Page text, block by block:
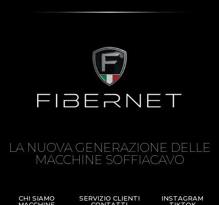
LA NUOVA GENERAZIONE DELLE
MACCHINE SOFFIACAVO
CHI SIAMO
SERVIZIO CLIENTI
INSTAGRAM